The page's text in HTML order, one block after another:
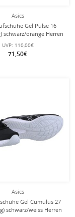
Asics
Gel Pulse 16
schwarz/orange Herren
UVP: 110,00€
71,50€
Asics
Gel Cumulus 27
schwarz/weiss Herren